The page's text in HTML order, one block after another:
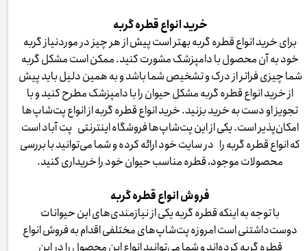
خرید انواع قطره گربه
برای خرید انواع قطره گربه بهتر است پیش از هر چیز در موردنیاز گربه
خود به آن محصول با دامپزشک مشورت کنید. ممکن است مشکل گربه
شما چیزی فراتر از درک و تشخیص شما باشد و به همین دلیل باید پیش
از خرید انواع قطره گربه مشکل حیوان را با دامپزشک مطرح کنید و با
تجویز او دست به خرید بزنید. خرید انواع قطره گربه از انواع پت‌شاپ‌ها
امکان‌پذیر است. یکی از این پت‌شاپ‌ها فروشگاه اینترنتی پت آباد است
که انواع قطره گربه را در سایت خود ارائه کرده و شما می‌توانید با بررسی
محصولات موجود، قطره مناسب حیوان خود را خریداری کنید.
فروش انواع قطره گربه
با توجه به اینکه قطره گربه یکی از نیازمندی‌های این حیوانات
دوست‌داشتنی است امروزه پت‌شاپ‌های مختلفی اقدام به فروش انواع
قطره گربه کرده‌اند و شما می‌توانید انواع این محصول را در این